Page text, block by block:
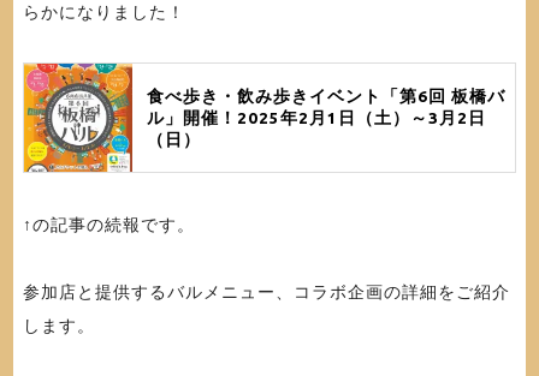
らかになりました！
食べ歩き・飲み歩きイベント「第6回 板橋バ
ル」開催！2025年2月1日（土）～3月2日
（日）
↑の記事の続報です。
参加店と提供するバルメニュー、コラボ企画の詳細をご紹介
します。